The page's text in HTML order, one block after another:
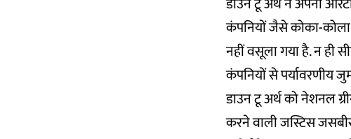
कंपनियों जैसे कोका-
नहीं वसूला गया है. न ही
कंपनियों से पर्यावरणीय
डाउन टू अर्थ को नेशनल
करने वाली जस्टिस